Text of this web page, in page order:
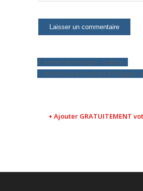
Forum des images – Lisboa
Ana Moura en concert à Trappes
+ Ajouter GRATUITEMENT